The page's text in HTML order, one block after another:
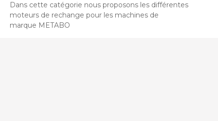
Dans cette catégorie nous proposons les différentes
moteurs de rechange pour les machines de
marque METABO